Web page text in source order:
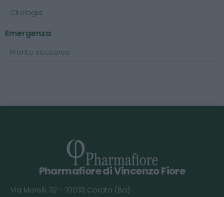
Citologia
Emergenza
Pronto soccorso
Pharmafiore di Vincenzo Fiore
Via Morelli, 32 - 70033 Corato (Ba)